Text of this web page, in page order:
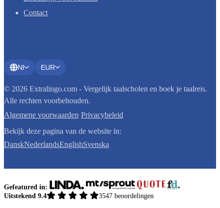
Contact
Nl EUR
© 2026 Extralingo.com - Vergelijk taalscholen en boek je taalreis.
Alle rechten voorbehouden.
Algemene voorwaarden·Privacybeleid
Bekijk deze pagina van de website in:
DanskNederlandsEnglishSvenska
Gefeatured in:
Uitstekend 9.4
3547 beoordelingen